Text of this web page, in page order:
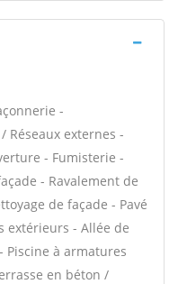
-
Réseaux externes -
- Fumisterie -
- Ravalement de
de façade - Pavé
extérieurs - Allée de
Piscine à armatures
en béton /